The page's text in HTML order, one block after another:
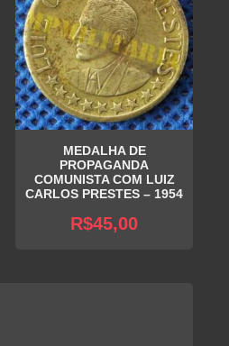
MEDALHA DE
PROPAGANDA
COMUNISTA COM LUIZ
CARLOS PRESTES – 1954
R$45,00